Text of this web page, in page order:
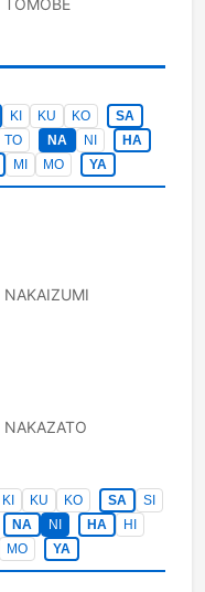
TOMOBE
KI KU KO
SA
TO NA NI
HA
MI MO YA
NAKAIZUMI
NAKAZATO
KI KU KO SA
SI
NA NI HA
HI
MO YA